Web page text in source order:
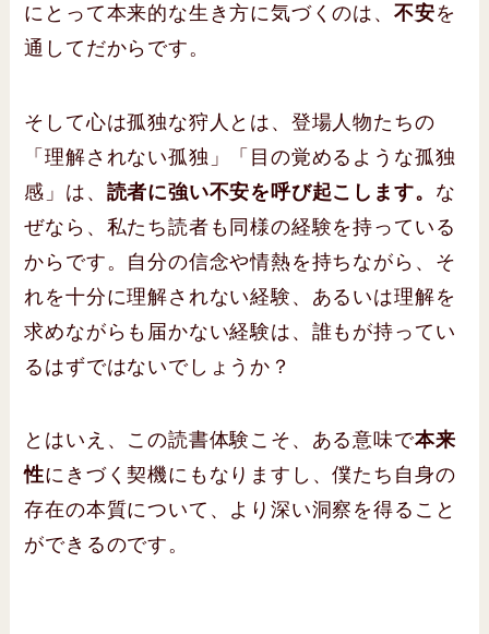
にとって本来的な生き方に気づくのは、 不安を
通してだからです。
そして心は孤独な狩人とは、登場人物たちの
「理解されない孤独」「目の覚めるような孤独
感」は、 読者に強い不安を呼び起こします。 な
ぜなら、私たち読者も同様の経験を持っている
からです。自分の信念や情熱を持ちながら、そ
れを十分に理解されない経験、あるいは理解を
求めながらも届かない経験は、誰もが持ってい
るはずではないでしょうか？
とはいえ、この読書体験こそ、ある意味で本来
性にきづく契機にもなりますし、僕たち自身の
存在の本質について、より深い洞察を得ること
ができるのです。